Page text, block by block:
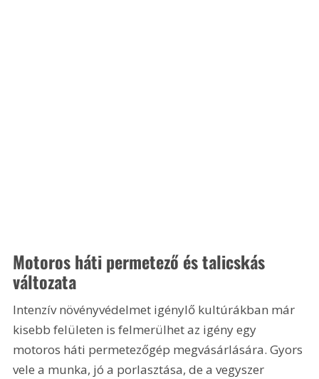
Motoros háti permetező és talicskás
változata
Intenzív növényvédelmet igénylő kultúrákban már
kisebb felületen is felmerülhet az igény egy
motoros háti permetezőgép megvásárlására. Gyors
vele a munka, jó a porlasztása, de a vegyszer